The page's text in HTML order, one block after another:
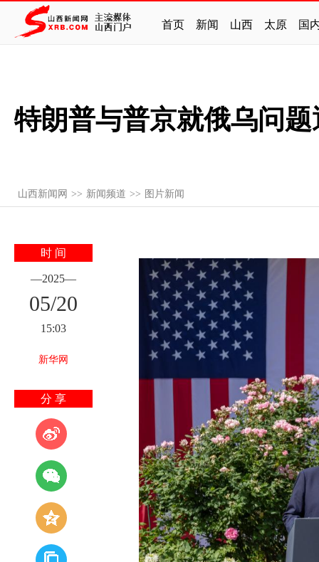
首页 新闻 山西 太原 国
特朗普与普京就俄乌问题
山西新闻网 >> 新闻频道 >> 图片新闻
时 间
—2025—
05/20
15:03
新华网
分 享